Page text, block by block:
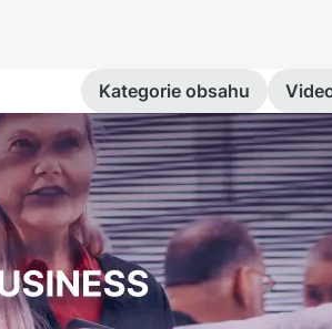
Kategorie obsahu